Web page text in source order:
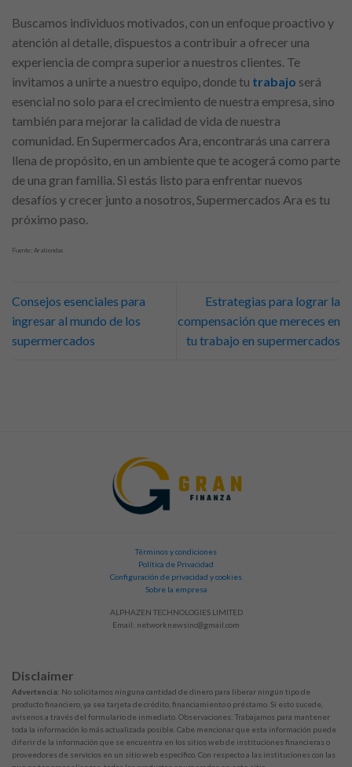
Buscamos individuos motivados, con un enfoque proactivo y
atención al detalle, dispuestos a contribuir a ofrecer una
experiencia de compra superior a nuestros clientes. Te
invitamos a unirte a nuestro equipo, donde tu trabajo será
esencial no solo para el crecimiento de nuestra empresa, sino
también para mejorar la calidad de vida de nuestra
comunidad. En Supermercados Ara, encontrarás una carrera
llena de propósito, en un ambiente que te acogerá como parte
de una gran familia. Si estás listo para enfrentar nuevos
desafíos y crecer junto a nosotros, Supermercados Ara es tu
próximo paso.
Fuente: Aratiendas
Consejos esenciales para
ingresar al mundo de los
supermercados
Estrategias para lograr la
compensación que mereces en
tu trabajo en supermercados
Términos y condiciones
Política de Privacidad
Configuración de privacidad y cookies
Sobre la empresa
ALPHAZEN TECHNOLOGIES LIMITED
Email: networknewsinc@gmail.com
Disclaimer
Advertencia: No solicitamos ninguna cantidad de dinero para liberar ningún tipo de
producto financiero, ya sea tarjeta de crédito, financiamiento o préstamo. Si esto sucede,
avísenos a través del formulario de inmediato. Observaciones: Trabajamos para mantener
toda la información lo más actualizada posible. Cabe mencionar que esta información puede
diferir de la información que se encuentra en los sitios web de instituciones financieras o
proveedores de servicios en un sitio web específico. Con respecto a las instituciones con las